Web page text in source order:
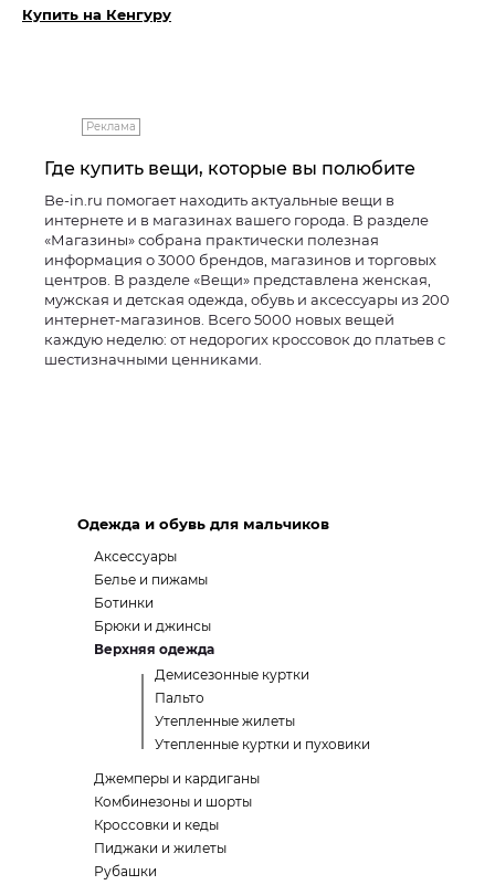
Купить на Кенгуру
Реклама
Где купить вещи, которые вы полюбите
Be-in.ru помогает находить актуальные вещи в
интернете и в магазинах вашего города. В разделе
«Магазины» собрана практически полезная
информация о 3000 брендов, магазинов и торговых
центров. В разделе «Вещи» представлена женская,
мужская и детская одежда, обувь и аксессуары из 200
интернет-магазинов. Всего 5000 новых вещей
каждую неделю: от недорогих кроссовок до платьев с
шестизначными ценниками.
Одежда и обувь для мальчиков
Аксессуары
Белье и пижамы
Ботинки
Брюки и джинсы
Верхняя одежда
Демисезонные куртки
Пальто
Утепленные жилеты
Утепленные куртки и пуховики
Джемперы и кардиганы
Комбинезоны и шорты
Кроссовки и кеды
Пиджаки и жилеты
Рубашки